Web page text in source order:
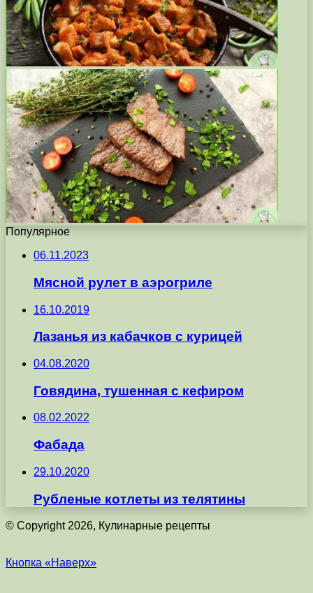
Популярное
06.11.2023
Мясной рулет в аэрогриле
16.10.2019
Лазанья из кабачков с курицей
04.08.2020
Говядина, тушенная с кефиром
08.02.2022
Фабада
29.10.2020
Рубленые котлеты из телятины
© Copyright 2026, Кулинарные рецепты
Кнопка «Наверх»